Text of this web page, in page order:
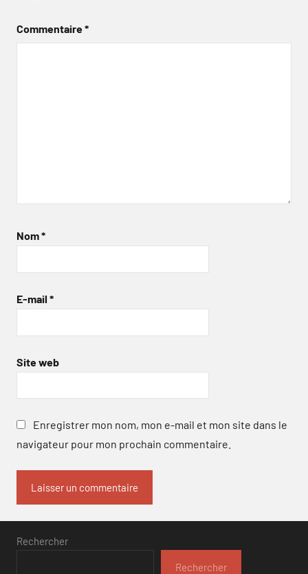
Commentaire*
Nom*
E-mail *
Site web
Enregistrer mon nom, mon e-mail et mon site dans le
navigateur pour mon prochain commentaire.
Rechercher
Rechercher